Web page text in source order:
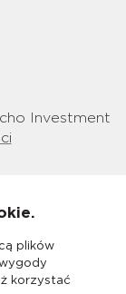
Investment
plików
korzystać